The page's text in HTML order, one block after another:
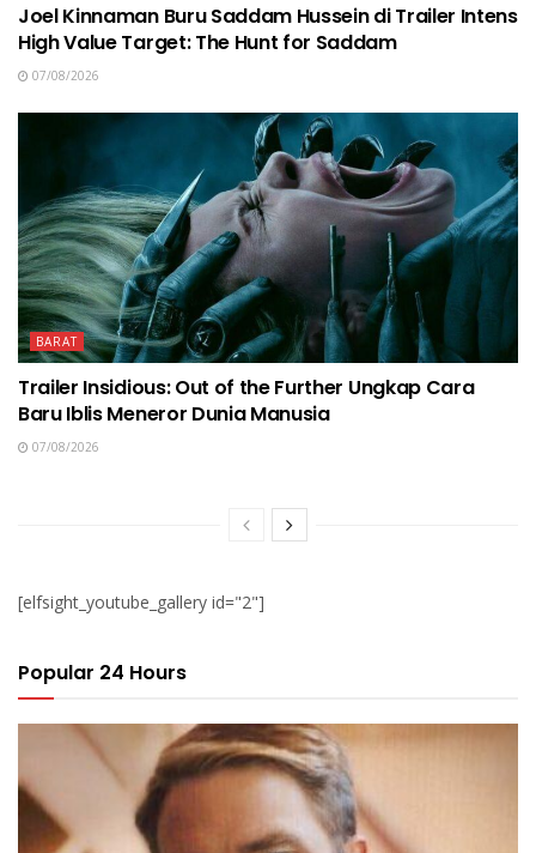
Joel Kinnaman Buru Saddam Hussein di Trailer Intens
High Value Target: The Hunt for Saddam
07/08/2026
BARAT
Trailer Insidious: Out of the Further Ungkap Cara
Baru Iblis Meneror Dunia Manusia
07/08/2026
[elfsight_youtube_gallery id="2"]
Popular 24 Hours